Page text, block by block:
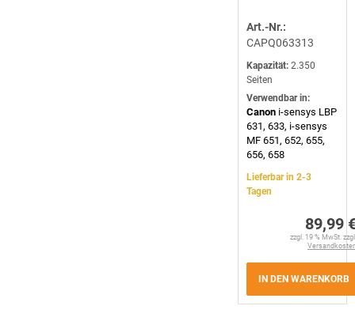
Art.-Nr.:
CAPQ063313
Kapazität: 2.350
Seiten
Verwendbar in:
Canon i-sensys LBP
631, 633, i-sensys
MF 651, 652, 655,
656, 658
Lieferbar in 2-3
Tagen
89,99
zzgl. 19 % MwSt.
IN DEN WARENKORB